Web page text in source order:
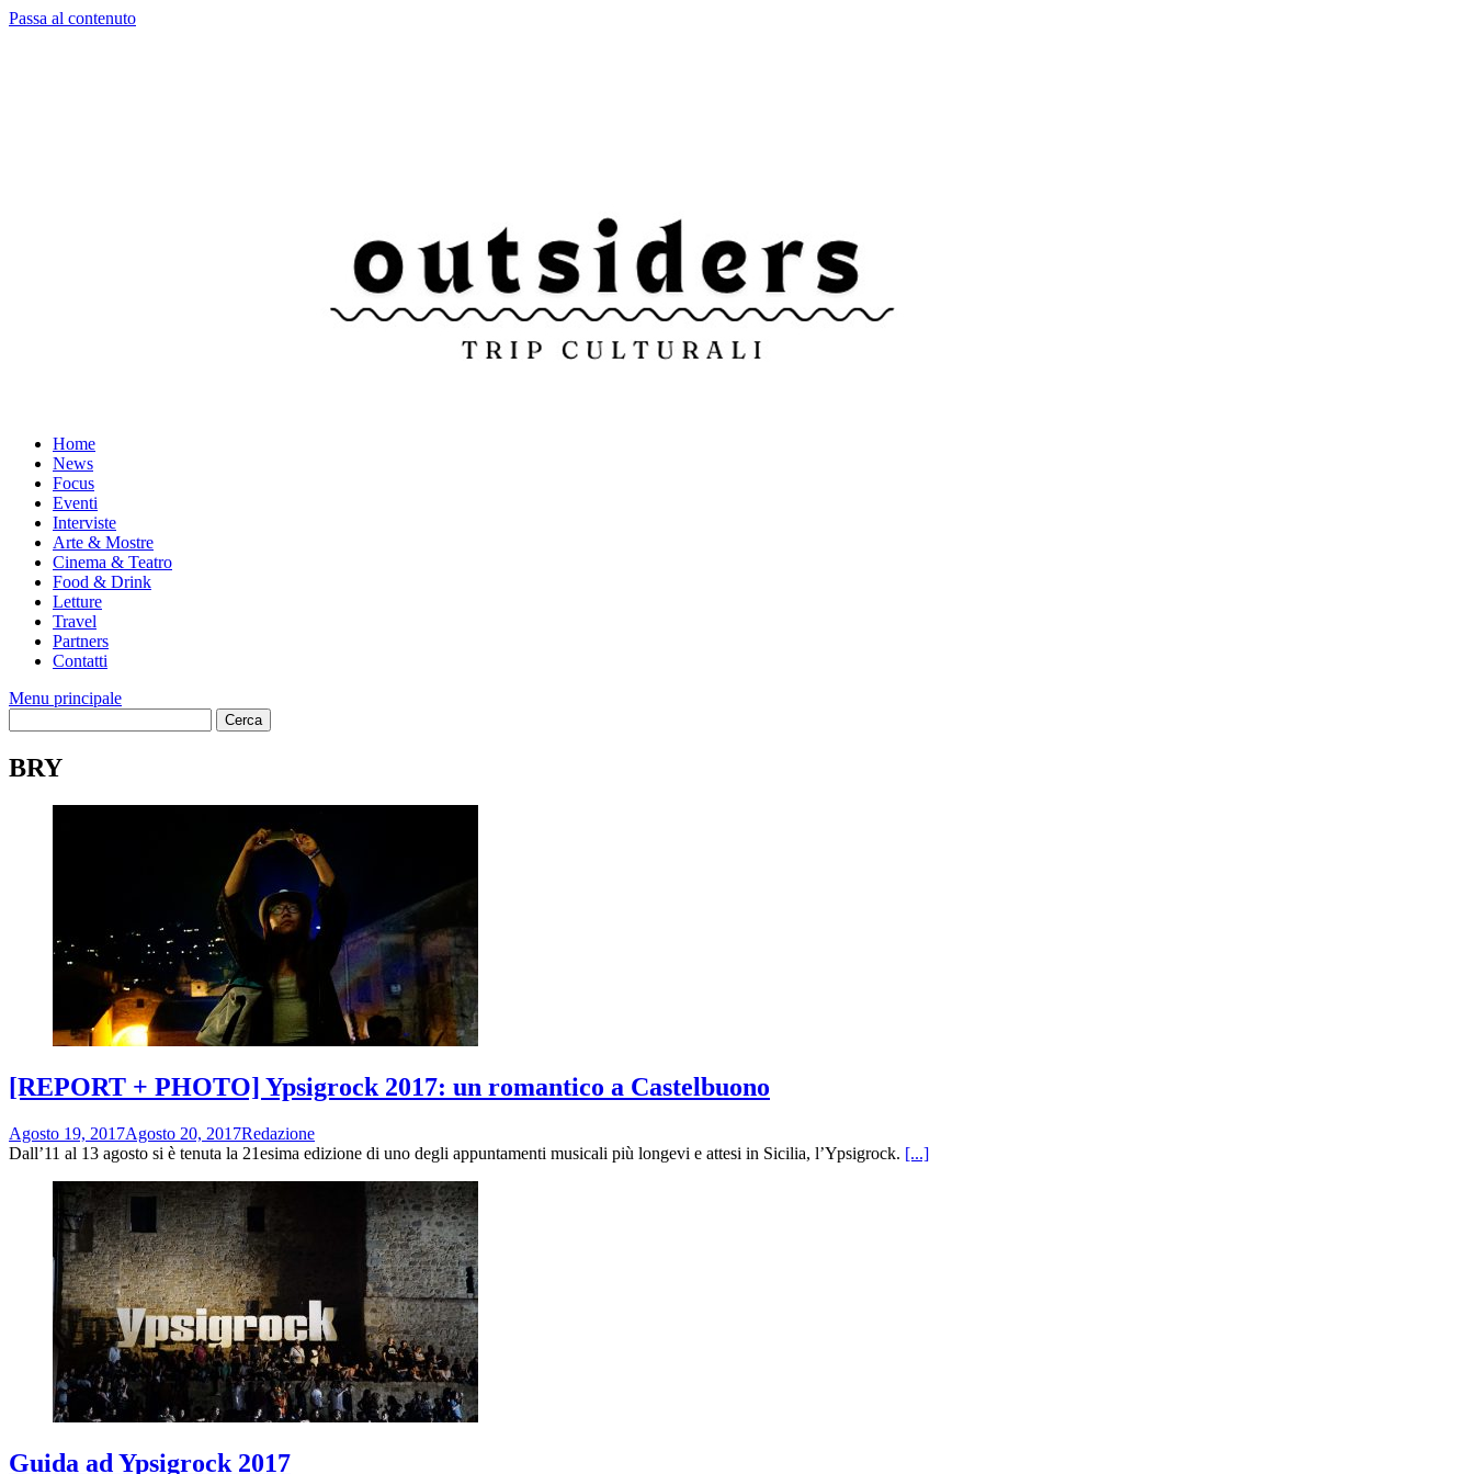
Passa al contenuto
Home
News
Focus
Eventi
Interviste
Arte & Mostre
Cinema & Teatro
Food & Drink
Letture
Travel
Partners
Contatti
Menu principale
BRY
[REPORT + PHOTO] Ypsigrock 2017: un romantico a Castelbuono
Agosto 19, 2017Agosto 20, 2017Redazione
Dall’11 al 13 agosto si è tenuta la 21esima edizione di uno degli appuntamenti musicali più longevi e attesi in Sicilia, l’Ypsigrock. [...]
Guida ad Ypsigrock 2017